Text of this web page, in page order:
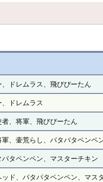
ドレムラス、飛びぴーたん
ドレムラス
、将軍、飛びぴーたん
、壷荒らし、パタパタペンペ
タペンペン、マスターチキン
ド、パタパタペンペン、マス